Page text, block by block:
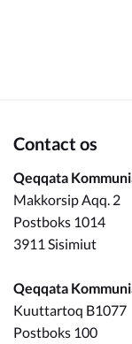
Kommuneplanen
Om_kommunen
Contact os
Qeqqata
Makkorsip Aqq. 2
Postboks 1014
3911 Sisimiut
Qeqqata
Kuuttartoq B1077
Postboks 100